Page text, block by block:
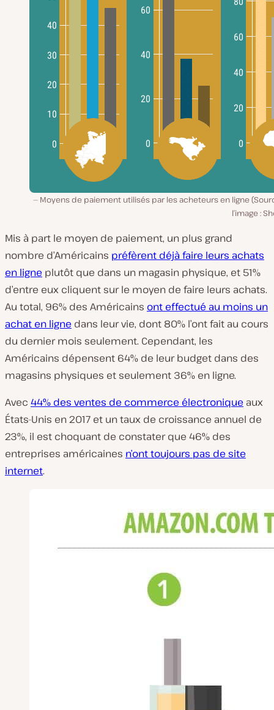
Moyens de paiement utilisés par les acheteurs en ligne
l’image :
Mis à part le moyen de paiement, un plus grand
nombre d’Américains préfèrent déjà faire leurs achats
en ligne plutôt que dans un magasin physique, et 51%
d’entre eux cliquent sur le moyen de faire leurs achats.
Au total, 96% des Américains ont effectué au moins un
achat en ligne dans leur vie, dont 80% l’ont fait au cours
du dernier mois seulement. Cependant, les
Américains dépensent 64% de leur budget dans des
magasins physiques et seulement 36% en ligne.
Avec 44% des ventes de commerce électronique aux
États-Unis en 2017 et un taux de croissance annuel de
23%, il est choquant de constater que 46% des
entreprises américaines n’ont toujours pas de site
internet.